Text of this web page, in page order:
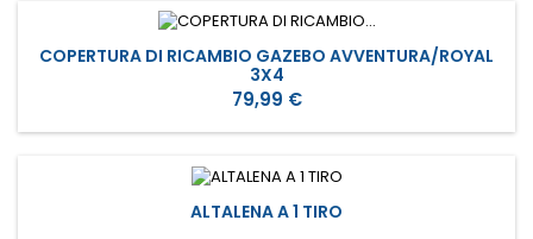
COPERTURA DI RICAMBIO GAZEBO AVVENTURA/ROYAL
3X4
Prezzo
79,99 €
ALTALENA A 1 TIRO